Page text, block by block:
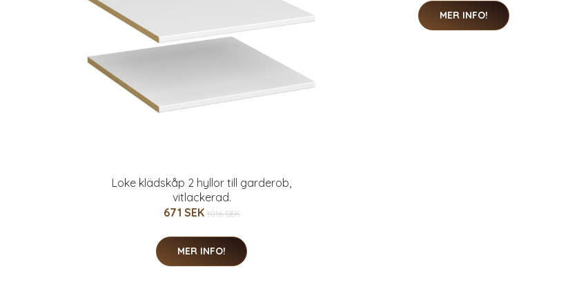
Loke klädskåp 2 hyllor till garderob,
vitlackerad.
671 SEK 1016 SEK
MER INFO!
MER INFO!